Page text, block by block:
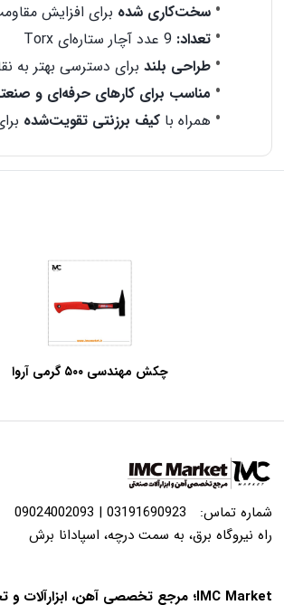
سخت‌کاری شده برای افزایش
تعداد: 9 عدد آچار ستاره‌ای Torx
طراحی بلند برای دسترسی بهتر به
مناسب برای کارهای حرفه‌ای و
همراه باکیف برزنتی تقویت‌شده
چکش مهندسی ۵۰۰ گرمی آروا
شماره تماس: 03191690923 | 09024002093
راه نیروگاه برق، به سمت درچه، اسپادانا برش
IMC Market؛ مرجع تخصصی آهن، ابزارآلات و تجهیزات صنعتی